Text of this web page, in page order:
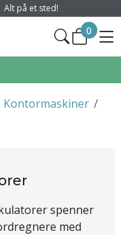
Alt på et sted!
0
/
Kontormaskiner
spenner
med